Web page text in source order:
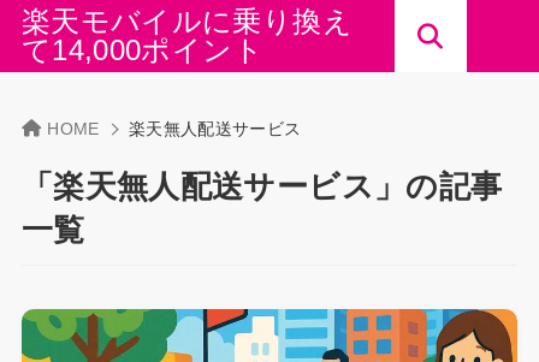
楽天モバイルに乗り換え
て14,000ポイント
HOME 楽天無人配送サービス
「楽天無人配送サービス」の記事
一覧